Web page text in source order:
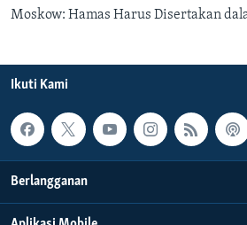
Moskow: Hamas Harus Disertakan
Ikuti Kami
Berlangganan